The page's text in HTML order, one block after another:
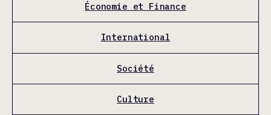
Économie et Finance
International
Société
Culture